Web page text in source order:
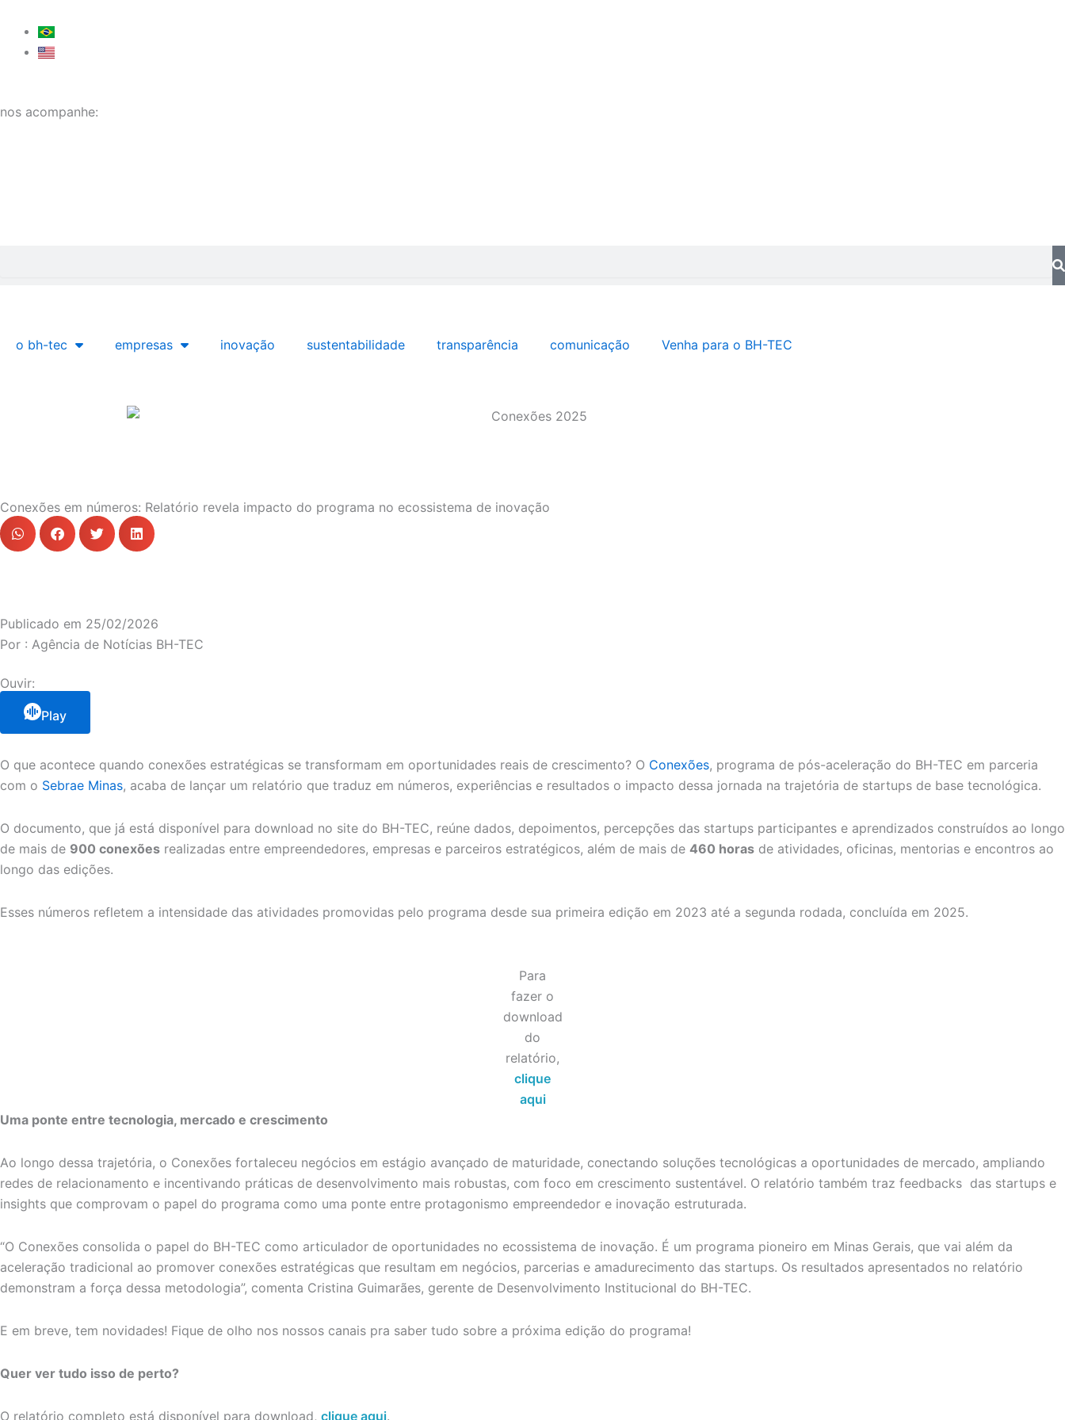
para
nos acompanhe:
o bh-tec empresas inovação sustentabilidade transparência comunicação Venha para o BH-TEC
Conexões em números: Relatório revela impacto do programa no ecossistema de inovação
Publicado em 25/02/2026
Por : Agência de Notícias BH-TEC
Ouvir:
Play
O que acontece quando conexões estratégicas se transformam em oportunidades reais de crescimento? O Conexões, programa de pós-aceleração do BH-TEC em parceria
com o Sebrae Minas, acaba de lançar um relatório que traduz em números, experiências e resultados o impacto dessa jornada na trajetória de startups de base tecnológica.
O documento, que já está disponível para download no site do BH-TEC, reúne dados, depoimentos, percepções das startups participantes e aprendizados construídos ao longo
de mais de 900 conexões realizadas entre empreendedores, empresas e parceiros estratégicos, além de mais de 460 horas de atividades, oficinas, mentorias e encontros ao
longo das edições.
Esses números refletem a intensidade das atividades promovidas pelo programa desde sua primeira edição em 2023 até a segunda rodada, concluída em 2025.
Para
fazer o
download
do
relatório,
clique
aqui
Uma ponte entre tecnologia, mercado e crescimento
Ao longo dessa trajetória, o Conexões fortaleceu negócios em estágio avançado de maturidade, conectando soluções tecnológicas a oportunidades de mercado, ampliando
redes de relacionamento e incentivando práticas de desenvolvimento mais robustas, com foco em crescimento sustentável. O relatório também traz feedbacks das startups e
insights que comprovam o papel do programa como uma ponte entre protagonismo empreendedor e inovação estruturada.
“O Conexões consolida o papel do BH-TEC como articulador de oportunidades no ecossistema de inovação. É um programa pioneiro em Minas Gerais, que vai além da
aceleração tradicional ao promover conexões estratégicas que resultam em negócios, parcerias e amadurecimento das startups. Os resultados apresentados no relatório
demonstram a força dessa metodologia”, comenta Cristina Guimarães, gerente de Desenvolvimento Institucional do BH-TEC.
E em breve, tem novidades! Fique de olho nos nossos canais pra saber tudo sobre a próxima edição do programa!
Quer ver tudo isso de perto?
O relatório completo está disponível para download, clique aqui.